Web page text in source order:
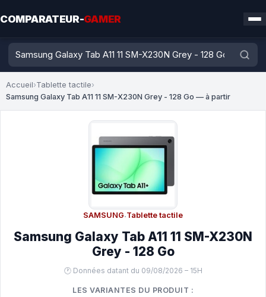
COMPARATEUR-GAMER
Accueil›Tablette tactile›
Samsung Galaxy Tab A11 11 SM-X230N Grey - 128 Go — à partir
SAMSUNG·Tablette tactile
Samsung Galaxy Tab A11 11 SM-X230N
Grey - 128 Go
🕐 Données datant du 09/08/2026 – 15H
LES VARIANTES DU PRODUIT :